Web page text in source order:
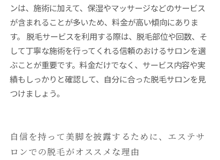
ンは、施術に加えて、保湿やマッサージなどのサービス
が含まれることが多いため、料金が高い傾向にありま
す。 脱毛サービスを利用する際は、脱毛部位や回数、そ
して丁寧な施術を行ってくれる信頼のおけるサロンを選
ぶことが重要です。料金だけでなく、サービス内容や実
績もしっかりと確認して、自分に合った脱毛サロンを見
つけましょう。
自信を持って美脚を披露するために、エステサ
ロンでの脱毛がオススメな理由